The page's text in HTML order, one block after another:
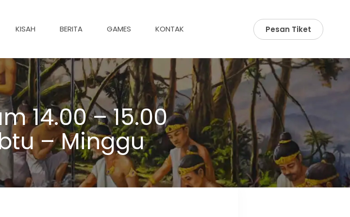
KISAH BERITA GAMES KONTAK Pesan Tiket
14.00 – 15.00
– Minggu